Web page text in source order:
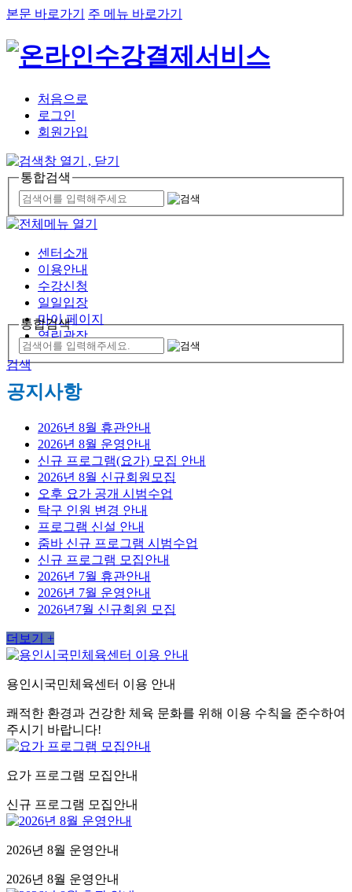
본문 바로가기 주 메뉴 바로가기
처음으로
로그인
회원가입
통합검색
센터소개
이용안내
수강신청
일일입장
마이 페이지
열린광장
검색
통합검색
공지사항
2026년 8월 휴관안내
2026년 8월 운영안내
신규 프로그램(요가) 모집 안내
2026년 8월 신규회원모집
오후 요가 공개 시범수업
탁구 인원 변경 안내
프로그램 신설 안내
줌바 신규 프로그램 시범수업
신규 프로그램 모집안내
2026년 7월 휴관안내
2026년 7월 운영안내
2026년7월 신규회원 모집
더보기 +
용인시국민체육센터 이용 안내
쾌적한 환경과 건강한 체육 문화를 위해 이용 수칙을 준수하여
주시기 바랍니다!
요가 프로그램 모집안내
신규 프로그램 모집안내
2026년 8월 운영안내
2026년 8월 운영안내